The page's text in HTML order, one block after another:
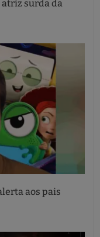
atriz surda da
aos pais